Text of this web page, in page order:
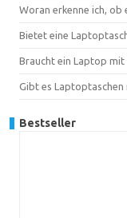
Woran erkenne ich, ob
Bietet eine
Braucht ein Laptop mit
Gibt es
Bestseller